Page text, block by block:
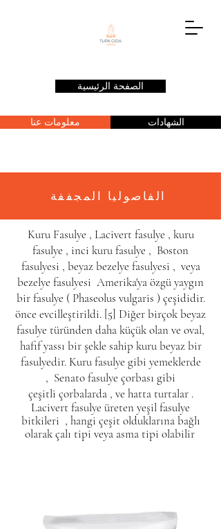
الصفحة الرئيسية
معلومات عنا الشهادات
Kuru Fasulye , Lacivert fasulye , kuru
fasulye , inci kuru fasulye , Boston
fasulyesi , beyaz bezelye fasulyesi , veya
bezelye fasulyesi Amerika'ya özgü yaygın
birfasulye ( Phaseolus vulgaris ) çeşididir.
önce evcilleştirildi. [5] Diğer birçok beyaz
fasulye türünden daha küçük olan ve oval,
hafif yassı bir şekle sahip kuru beyaz bir
fasulyedir. Kuru fasulye gibi yemeklerde
, Senato fasulye çorbası gibi
çeşitli çorbalarda, ve hattaturtalar.
Lacivert fasulye üreten yeşil fasulye
bitkileri , hangi çeşit olduklarına bağlı
olarak çalı tipi veya asma tipi olabilir